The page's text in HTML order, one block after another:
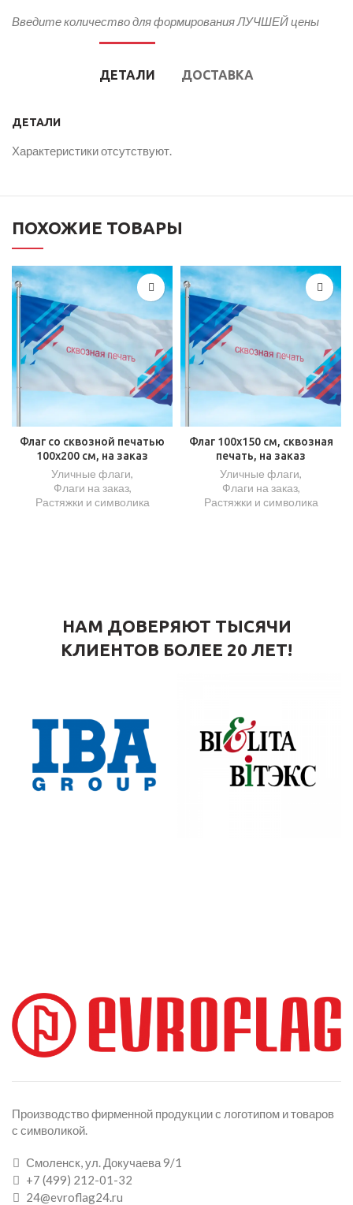
Введите количество для формирования ЛУЧШЕЙ цены
ДЕТАЛИ ДОСТАВКА
ДЕТАЛИ
Характеристики отсутствуют.
ПОХОЖИЕ ТОВАРЫ
Флаг со сквозной печатью
100х200 см, на заказ
Уличные флаги,
Флаги на заказ,
Растяжки и символика
Флаг 100х150 см, сквозная
печать, на заказ
Уличные флаги,
Флаги на заказ,
Растяжки и символика
НАМ ДОВЕРЯЮТ ТЫСЯЧИ
КЛИЕНТОВ БОЛЕЕ 20 ЛЕТ!
Производство фирменной продукции с логотипом и товаров
с символикой.
Смоленск, ул. Докучаева 9/1
+7 (499) 212-01-32
24@evroflag24.ru